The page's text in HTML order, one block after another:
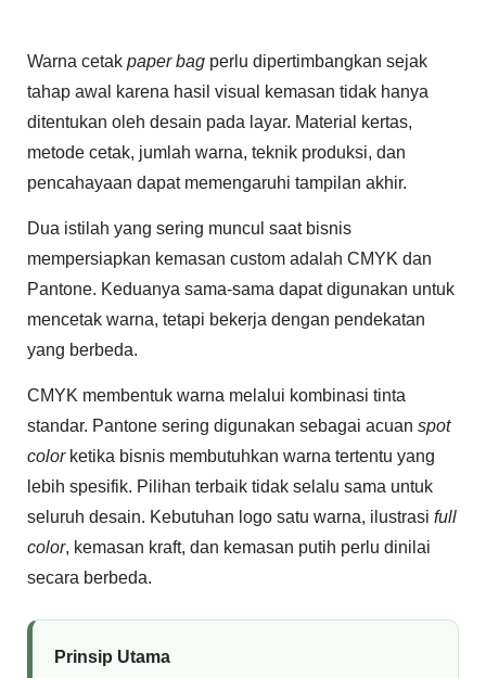
Warna cetak paper bag perlu dipertimbangkan sejak
tahap awal karena hasil visual kemasan tidak hanya
ditentukan oleh desain pada layar. Material kertas,
metode cetak, jumlah warna, teknik produksi, dan
pencahayaan dapat memengaruhi tampilan akhir.
Dua istilah yang sering muncul saat bisnis
mempersiapkan kemasan custom adalah CMYK dan
Pantone. Keduanya sama-sama dapat digunakan untuk
mencetak warna, tetapi bekerja dengan pendekatan
yang berbeda.
CMYK membentuk warna melalui kombinasi tinta
standar. Pantone sering digunakan sebagai acuan spot
colorketika bisnis membutuhkan warna tertentu yang
lebih spesifik. Pilihan terbaik tidak selalu sama untuk
seluruh desain. Kebutuhan logo satu warna, ilustrasi full
color, kemasan kraft, dan kemasan putih perlu dinilai
secara berbeda.
Prinsip Utama